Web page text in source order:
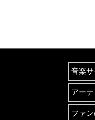
音楽サ
アー
ファン